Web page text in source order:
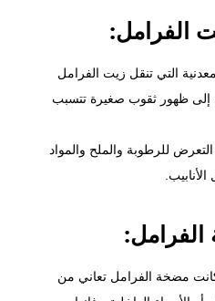
الفرامل:
التي تنقل زيت الفرامل
إلى ظهور ثقوب صغيرة تتسبب
للرطوبة والملح والمواد
مضخة الفرامل تعاني من